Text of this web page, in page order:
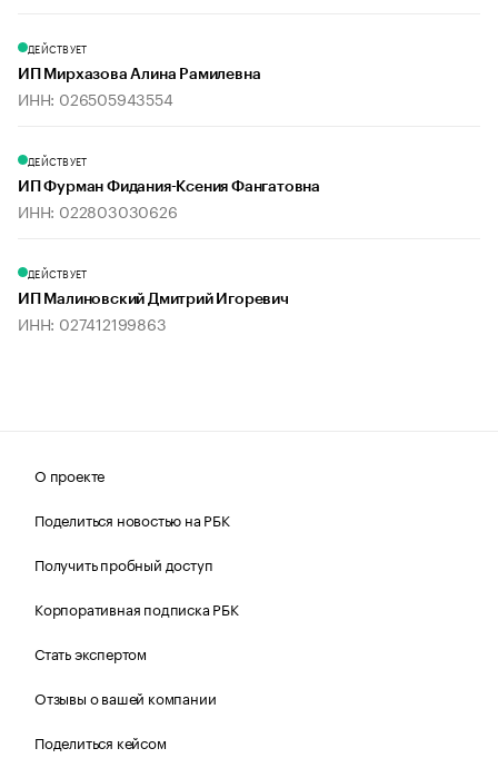
ДЕЙСТВУЕТ
ИП Мирхазова Алина Рамилевна
ИНН: 026505943554
ДЕЙСТВУЕТ
ИП Фурман Фидания-Ксения Фангатовна
ИНН: 022803030626
ДЕЙСТВУЕТ
ИП Малиновский Дмитрий Игоревич
ИНН: 027412199863
О проекте
Поделиться новостью на РБК
Получить пробный доступ
Корпоративная подписка РБК
Стать экспертом
Отзывы о вашей компании
Поделиться кейсом